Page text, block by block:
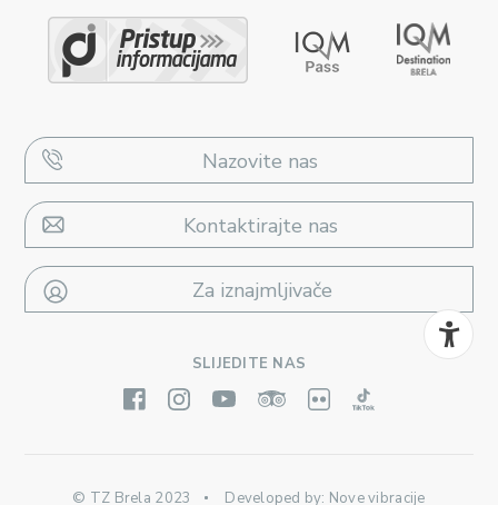
Nazovite nas
Kontaktirajte nas
Za iznajmljivače
SLIJEDITE NAS
© TZ Brela 2023 Developed by: Nove vibracije